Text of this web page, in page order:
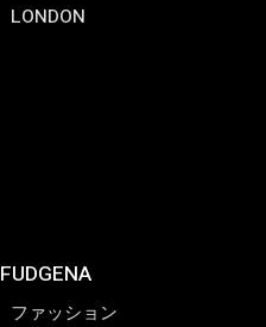
LONDON
FUDGENA
ファッション